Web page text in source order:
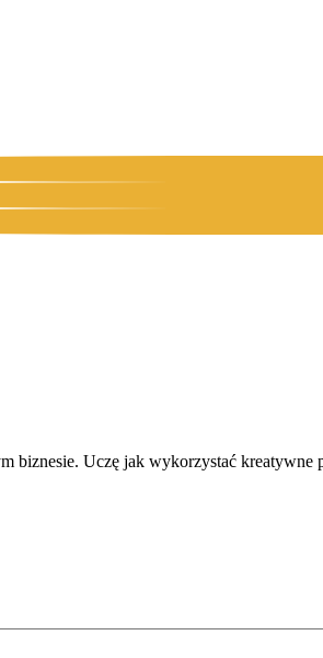
biznesie. Uczę jak wykorzystać